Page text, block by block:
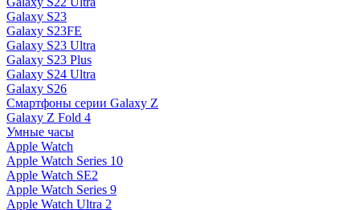
Galaxy S23
Galaxy S23FE
Galaxy S23 Ultra
Galaxy S23 Plus
Galaxy S24 Ultra
Galaxy S26
Смартфоны серии Galaxy Z
Galaxy Z Fold 4
Умные часы
Apple Watch
Apple Watch Series 10
Apple Watch SE2
Apple Watch Series 9
Apple Watch Ultra 2